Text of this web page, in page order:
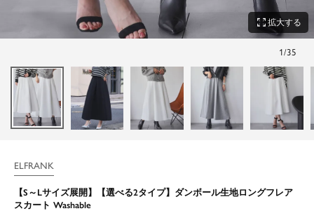
zoom_out_map 拡大する
1/35
ELFRANK
【S～Lサイズ展開】【選べる2タイプ】ダンボール生地ロングフレア
スカート Washable